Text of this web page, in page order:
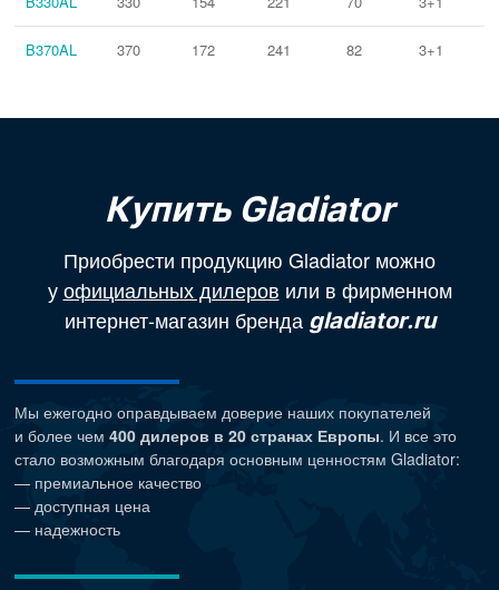
B370AL 370 172 241 82 3+1
Купить Gladiator
Приобрести продукцию Gladiator можно
уофициальных дилеров или в фирменном
интернет-магазин бренда gladiator.ru
Мы ежегодно оправдываем доверие наших покупателей
и более чем 400 дилеров в 20 странах Европы. И все это
стало возможным благодаря основным ценностям Gladiator:
— премиальное качество
— доступная цена
— надежность